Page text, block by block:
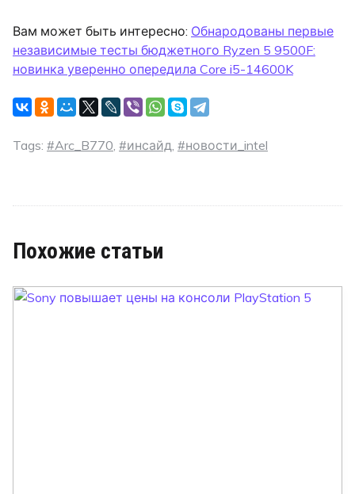
Вам может быть интересно: Обнародованы первые
независимые тесты бюджетного Ryzen 5 9500F:
новинка уверенно опередила Core i5-14600K
Tags: #Arc_B770, #инсайд, #новости_intel
Похожие статьи